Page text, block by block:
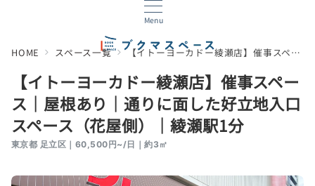
Menu
HOME スペース一覧 【イトーヨーカドー綾瀬店】催事スペース｜屋根あり｜通りに面した好立地入口スペース（花屋側）｜綾瀬駅1分
【イトーヨーカドー綾瀬店】催事スペー
ス｜屋根あり｜通りに面した好立地入口
スペース（花屋側）｜綾瀬駅1分
東京都 足立区｜60,500円~/日｜約3㎡